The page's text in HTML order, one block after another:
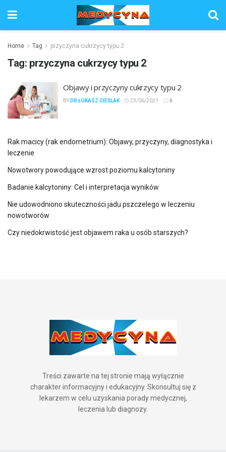
Home Tag przyczyna cukrzycy typu 2
Tag: przyczyna cukrzycy typu 2
Objawy i przyczyny cukrzycy typu 2
BY DR ŁUKASZ CIEŚLAK 23/06/2021 0
Rak macicy (rak endometrium): Objawy, przyczyny, diagnostyka i
leczenie
Nowotwory powodujące wzrost poziomu kalcytoniny
Badanie kalcytoniny: Cel i interpretacja wyników
Nie udowodniono skuteczności jadu pszczelego w leczeniu
nowotworów
Czy niedokrwistość jest objawem raka u osób starszych?
Treści zawarte na tej stronie mają wyłącznie
charakter informacyjny i edukacyjny. Skonsultuj się z
lekarzem w celu uzyskania porady medycznej,
leczenia lub diagnozy.